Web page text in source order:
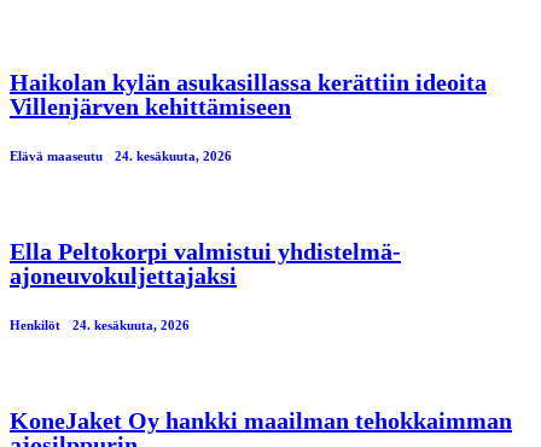
Haikolan kylän asukasillassa kerättiin ideoita
Villenjärven kehittämiseen
Elävä maaseutu 24. kesäkuuta, 2026
Ella Peltokorpi valmistui yhdistelmä-
ajoneuvokuljettajaksi
Henkilöt 24. kesäkuuta, 2026
KoneJaket Oy hankki maailman tehokkaimman